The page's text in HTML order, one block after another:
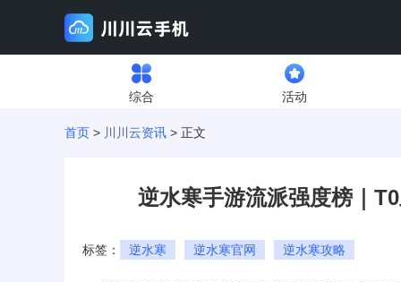
综合 活动
首页 > 川川云资讯 > 正文
逆水寒手游流派强度榜｜
标签： 逆水寒 逆水寒官网 逆水寒攻略